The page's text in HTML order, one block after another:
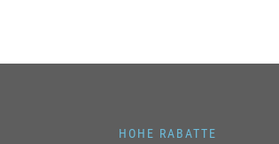
HOHE RABATTE